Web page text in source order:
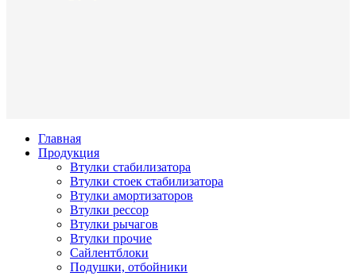
Главная
Продукция
Втулки стабилизатора
Втулки стоек стабилизатора
Втулки амортизаторов
Втулки рессор
Втулки рычагов
Втулки прочие
Сайлентблоки
Подушки, отбойники